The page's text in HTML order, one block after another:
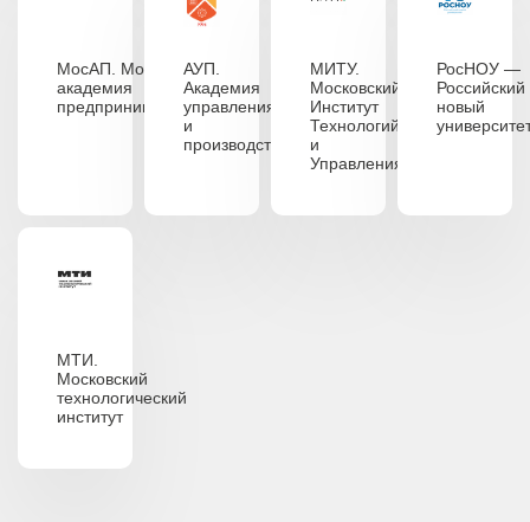
МосАП. Московская
академия
предпринимательства
АУП.
Академия
управления
и
производства
МИТУ.
Московский
Институт
Технологий
и
Управления
РосНОУ —
Российский
новый
МТИ.
Московский
технологический
институт